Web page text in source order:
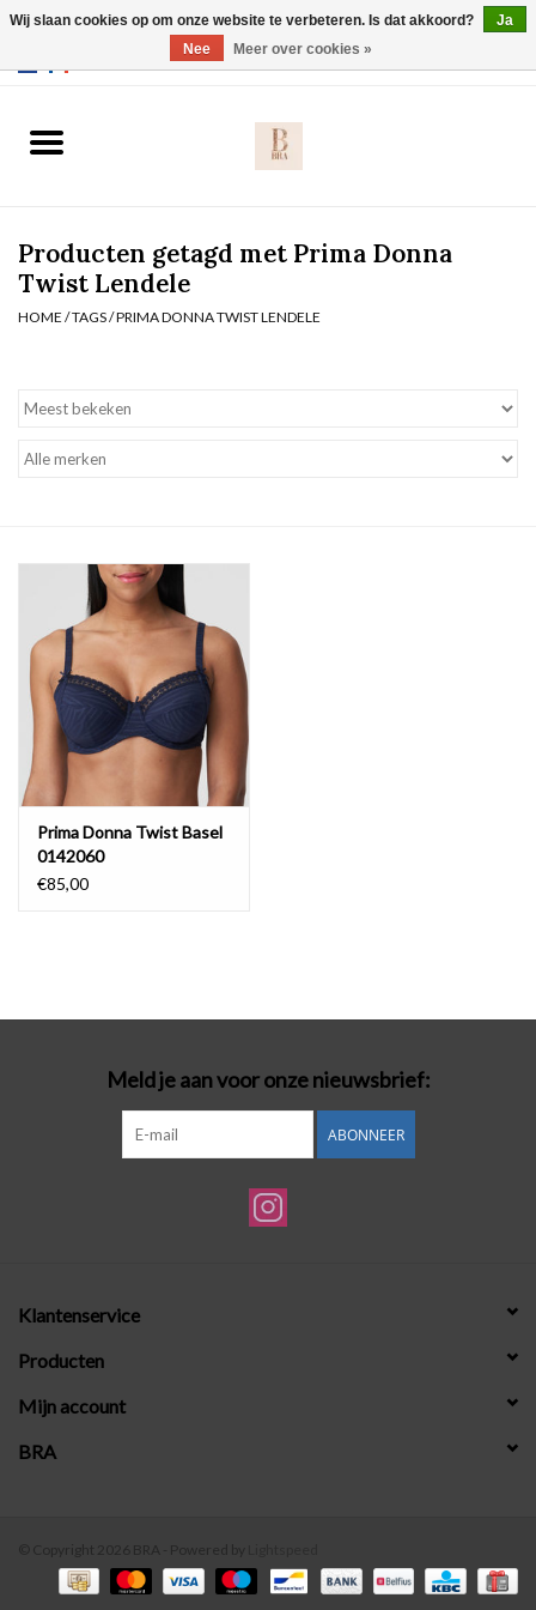
Slip
Body
Solden
Badmode
Lingerie-accessoires
Cadeaubonnen
Producten getagd met Prima Donna
Twist Lendele
HOME /TAGS/PRIMA DONNA TWIST LENDELE
Prima Donna Twist Basel
0142060
€85,00
Meld je aan voor onze nieuwsbrief:
ABONNEER
Klantenservice
Producten
Mijn account
BRA
© Copyright 2026 BRA - Powered by
Wij slaan cookies op om onze website te verbeteren. Is dat akkoord?
Ja
Nee
Meer over cookies »
Webshop werkt met EU maten. .